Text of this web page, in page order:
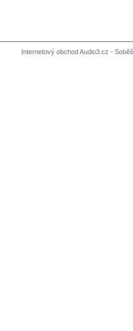
Internetový obchod Audio3.cz -